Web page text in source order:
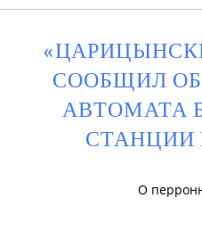
СООБЩИЛ
АВТОМАТА
О